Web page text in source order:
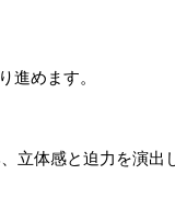
進めます。
立体感と迫力を演出